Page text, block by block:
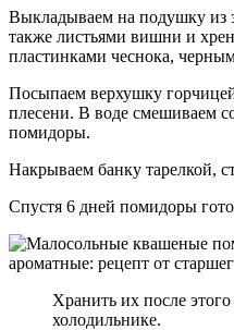
Выкладываем на подушку из
также листьями вишни и
пластинками чеснока,
Посыпаем верхушку
плесени. В воде смешиваем
помидоры.
Накрываем банку тарелкой,
Спустя 6 дней помидоры
Хранить их после
холодильнике.